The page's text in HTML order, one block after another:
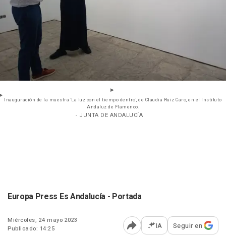
Inauguración de la muestra 'La luz con el tiempo dentro', de Claudia Ruiz Caro, en el Instituto
Andaluz de Flamenco.
- JUNTA DE ANDALUCÍA
Europa Press Es Andalucía - Portada
Miércoles, 24 mayo 2023
Publicado: 14:25
Abrir opciones para
IA Seguir en